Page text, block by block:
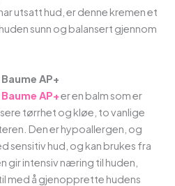
utsatt hud, er denne kremen et
sunn og balansert gjennom
AP+
AP+er en balm som er
tørrhet og kløe, to vanlige
Den er hypoallergen, og
sensitiv hud, og kan brukes fra
gir intensiv næring til huden,
med å gjenopprette hudens